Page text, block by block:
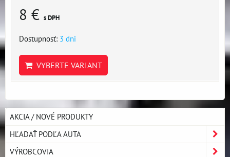
8 € s DPH
Dostupnosť: 3 dni
VYBERTE VARIANT
AKCIA / NOVÉ PRODUKTY
HĽADAŤ PODĽA AUTA
VÝROBCOVIA